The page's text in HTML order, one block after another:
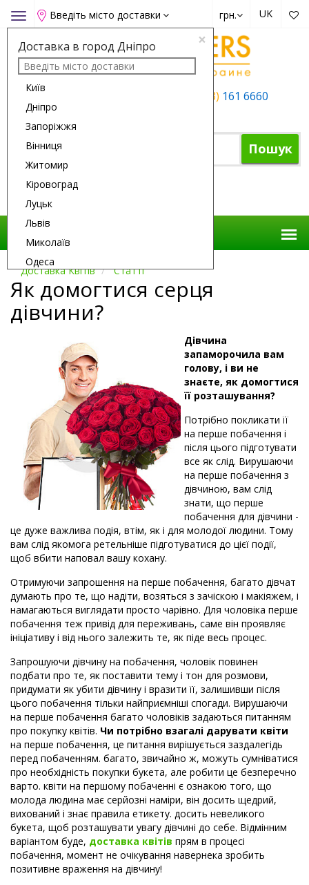
Toggle
navigation
Введіть місто доставки
×
Доставка в город Дніпро
Київ
Дніпро
Запоріжжя
Вінниця
Житомир
Кіровоград
Луцьк
Львів
Миколаїв
Одеса
Полтава
Рівне
Суми
UK
грн.
+38 (063) 161 6660
Пошук
Доставка Квітів Cтатті
Як домогтися серця
дівчини?
Дівчина
запаморочила вам
голову, і ви не
знаєте, як домогтися
її розташування?
Потрібно покликати її
на перше побачення і
після цього підготувати
все як слід. Вирушаючи
на перше побачення з
дівчиною, вам слід
знати, що перше
побачення для дівчини -
це дуже важлива подія, втім, як і для молодої людини. Тому
вам слід якомога ретельніше підготуватися до цієї події,
щоб вбити наповал вашу кохану.
Отримуючи запрошення на перше побачення, багато дівчат
думають про те, що надіти, возяться з зачіскою і макіяжем, і
намагаються виглядати просто чарівно. Для чоловіка перше
побачення теж привід для переживань, саме він проявляє
ініціативу і від нього залежить те, як піде весь процес.
Запрошуючи дівчину на побачення, чоловік повинен
подбати про те, як поставити тему і тон для розмови,
придумати як убити дівчину і вразити її, залишивши після
цього побачення тільки найприємніші спогади. Вирушаючи
на перше побачення багато чоловіків задаються питанням
про покупку квітів. Чи потрібно взагалі дарувати квіти
на перше побачення, це питання вирішується заздалегідь
перед побаченням. багато, звичайно ж, можуть сумніватися
про необхідність покупки букета, але робити це безперечно
варто. квіти на першому побаченні є ознакою того, що
молода людина має серйозні наміри, він досить щедрий,
вихований і знає правила етикету. досить невеликого
букета, щоб розташувати увагу дівчині до себе. Відмінним
варіантом буде, доставка квітів прям в процесі
побачення, момент не очікування навернека зробить
позитивне враження на дівчину!